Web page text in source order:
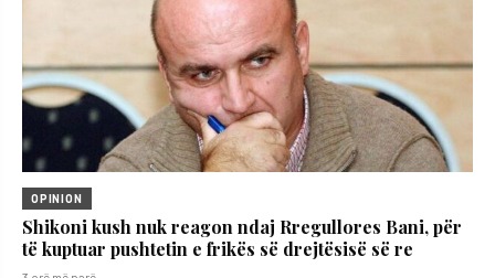
OPINION
Shikoni kush nuk reagon ndaj Rregullores Bani, për
të kuptuar pushtetin e frikës së drejtësisë së re